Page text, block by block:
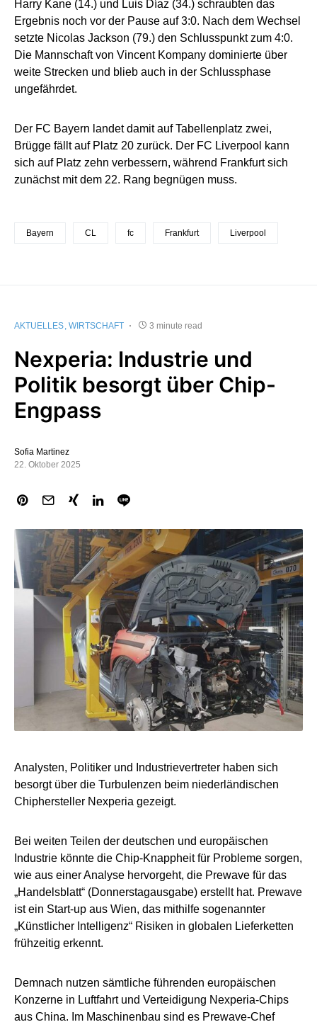
Harry Kane (14.) und Luis Díaz (34.) schraubten das
Ergebnis noch vor der Pause auf 3:0. Nach dem Wechsel
setzte Nicolas Jackson (79.) den Schlusspunkt zum 4:0.
Die Mannschaft von Vincent Kompany dominierte über
weite Strecken und blieb auch in der Schlussphase
ungefährdet.
Der FC Bayern landet damit auf Tabellenplatz zwei,
Brügge fällt auf Platz 20 zurück. Der FC Liverpool kann
sich auf Platz zehn verbessern, während Frankfurt sich
zunächst mit dem 22. Rang begnügen muss.
Bayern CL fc Frankfurt Liverpool
AKTUELLES WIRTSCHAFT 3 minute read
Nexperia: Industrie und
Politik besorgt über Chip-
Engpass
Sofia Martinez
22. Oktober 2025
Analysten, Politiker und Industrievertreter haben sich
besorgt über die Turbulenzen beim niederländischen
Chiphersteller Nexperia gezeigt.
Bei weiten Teilen der deutschen und europäischen
Industrie könnte die Chip-Knappheit für Probleme sorgen,
wie aus einer Analyse hervorgeht, die Prewave für das
„Handelsblatt“ (Donnerstagausgabe) erstellt hat. Prewave
ist ein Start-up aus Wien, das mithilfe sogenannter
„Künstlicher Intelligenz“ Risiken in globalen Lieferketten
frühzeitig erkennt.
Demnach nutzen sämtliche führenden europäischen
Konzerne in Luftfahrt und Verteidigung Nexperia-Chips
aus China. Im Maschinenbau sind es Prewave-Chef